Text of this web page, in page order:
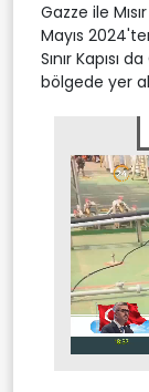
Gazze ile
Mayıs
Sınır Kapısı
bölgede yer
Mute